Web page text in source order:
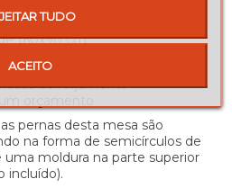
é projetada para colocar um
160x90 cm.
às que você precisa,
de forjamento
pernas desta mesa são
na forma de semicírculos de
moldura na parte superior
incluído).
TUDO
ACEITO